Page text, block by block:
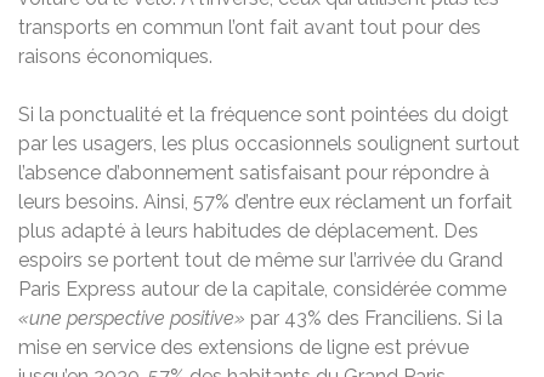
transports en commun l’ont fait avant tout pour des
raisons économiques.
Si la ponctualité et la fréquence sont pointées du doigt
par les usagers, les plus occasionnels soulignent surtout
l’absence d’abonnement satisfaisant pour répondre à
leurs besoins. Ainsi, 57% d’entre eux réclament un forfait
plus adapté à leurs habitudes de déplacement. Des
espoirs se portent tout de même sur l’arrivée du Grand
Paris Express autour de la capitale, considérée comme
«une perspective positive» par 43% des Franciliens. Si la
mise en service des extensions de ligne est prévue